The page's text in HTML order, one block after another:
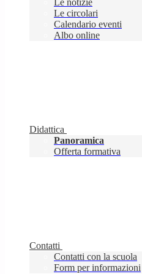
Le notizie
Le circolari
Calendario eventi
Albo online
Didattica
Panoramica
Offerta formativa
Contatti
Contatti con la scuola
Form per informazioni